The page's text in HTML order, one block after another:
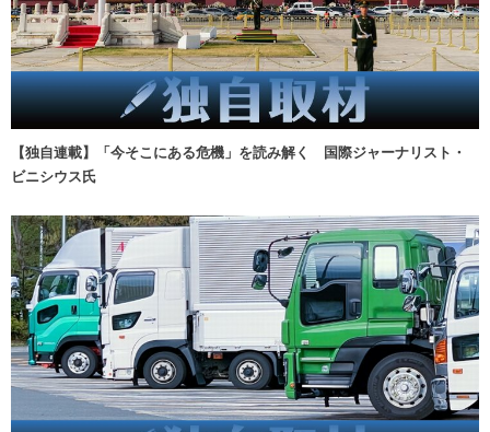
【独自連載】「今そこにある危機」を読み解く 国際ジャーナリスト・
ビニシウス氏